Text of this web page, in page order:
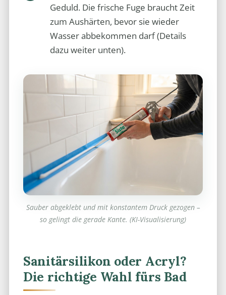
Geduld. Die frische Fuge braucht Zeit
zum Aushärten, bevor sie wieder
Wasser abbekommen darf (Details
dazu weiter unten).
Sauber abgeklebt und mit konstantem Druck gezogen –
so gelingt die gerade Kante. (KI-Visualisierung)
Sanitärsilikon oder Acryl?
Die richtige Wahl fürs Bad